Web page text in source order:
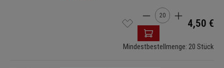
Produkt Anzahl: Gib
4,50 €
Mindestbestellmenge: 20 Stück